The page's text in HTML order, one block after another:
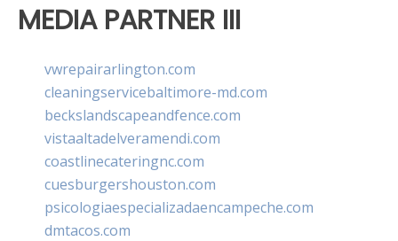
MEDIA PARTNER III
vwrepairarlington.com
cleaningservicebaltimore-md.com
beckslandscapeandfence.com
vistaaltadelveramendi.com
coastlinecateringnc.com
cuesburgershouston.com
psicologiaespecializadaencampeche.com
dmtacos.com